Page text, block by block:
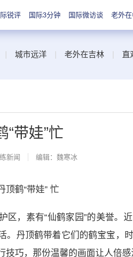
锐评 国际3分钟 国际微访谈 老外在
城市远洋 老外在吉林 直
“带娃”忙
新闻 编辑：魏寒冰
鹤“带娃” 忙
，素有“仙鹤家园”的美誉。
。丹顶鹤带着它们的鹤宝宝，
巧，那份温馨的画面让人倍感